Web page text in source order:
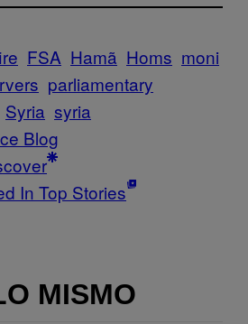
FSA Hamã Homs moni
parliamentary
Syria syria
Blog
In Top Stories
MISMO